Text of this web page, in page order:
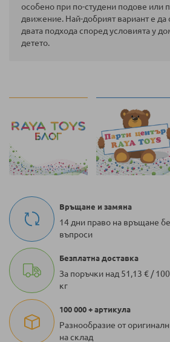
особено при по-студени подове или
движение. Най-добрият вариант е да
двата подхода според условията у
детето.
Връщане и замяна
14 дни право на връщане
въпроси
Безплатна доставка
За поръчки над 51,13 € /
кг
100 000 + артикула
Разнообразие от
на склад